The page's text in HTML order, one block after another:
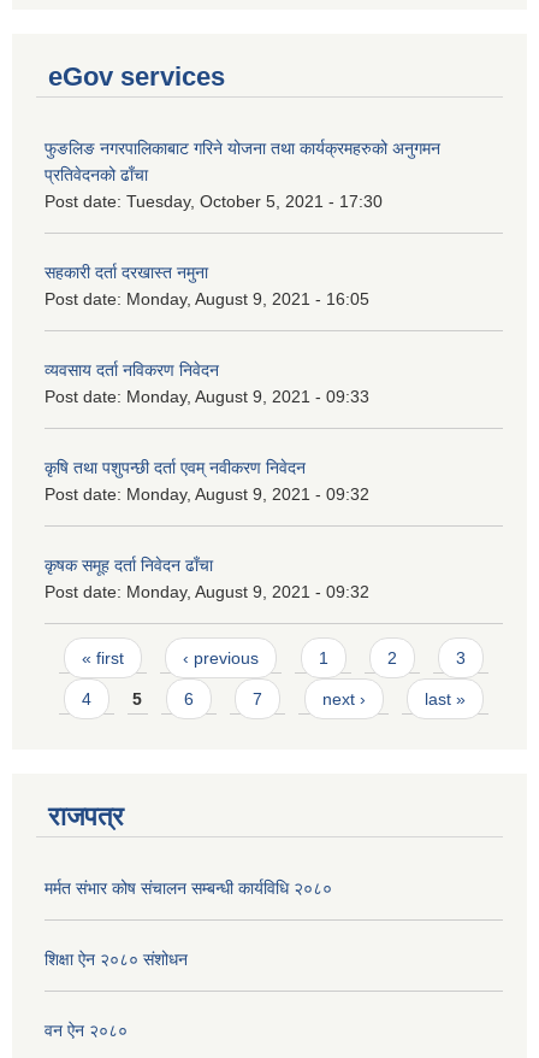
eGov services
फुङलिङ नगरपालिकाबाट गरिने योजना तथा कार्यक्रमहरुको अनुगमन
प्रतिवेदनको ढाँचा
Post date: Tuesday, October 5, 2021 - 17:30
सहकारी दर्ता दरखास्त नमुना
Post date: Monday, August 9, 2021 - 16:05
व्यवसाय दर्ता नविकरण निवेदन
Post date: Monday, August 9, 2021 - 09:33
कृषि तथा पशुपन्छी दर्ता एवम् नवीकरण निवेदन
Post date: Monday, August 9, 2021 - 09:32
कृषक समूह दर्ता निवेदन ढाँचा
Post date: Monday, August 9, 2021 - 09:32
Pages
« first ‹ previous 1 2 3
4 5 6 7 next › last »
राजपत्र
मर्मत संभार कोष संचालन सम्बन्धी कार्यविधि २०८०
शिक्षा ऐन २०८० संशोधन
वन ऐन २०८०